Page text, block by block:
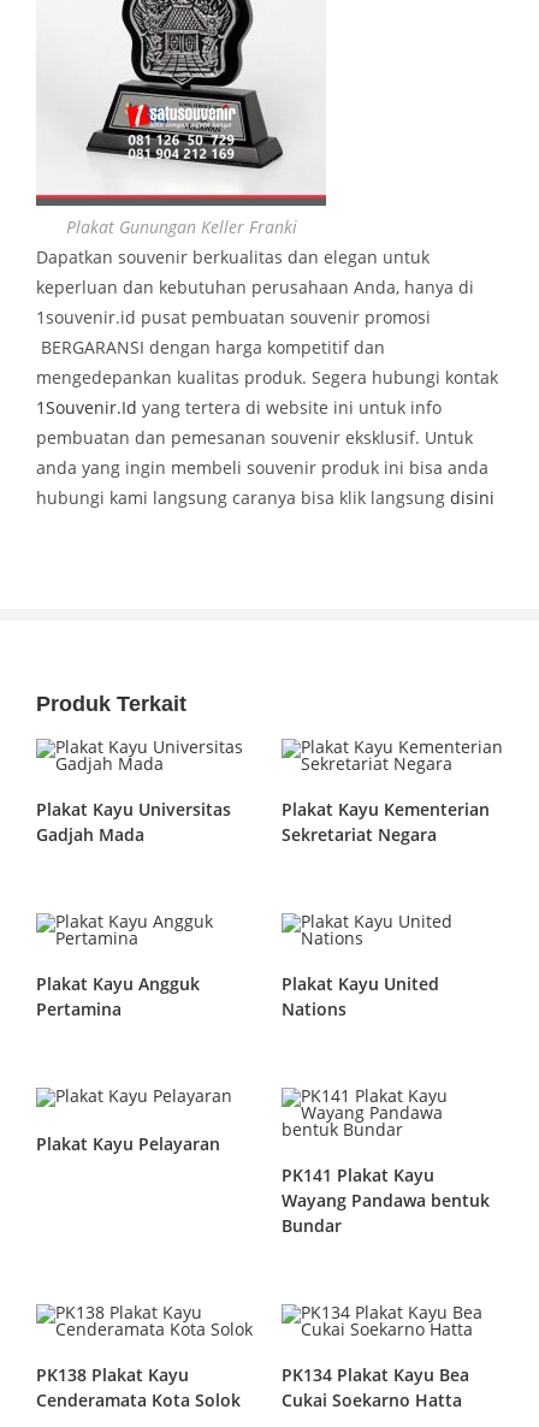
Plakat Gunungan Keller Franki
Dapatkan souvenir berkualitas dan elegan untuk
keperluan dan kebutuhan perusahaan Anda, hanya di
1souvenir.id pusat pembuatan souvenir promosi
BERGARANSI dengan harga kompetitif dan
mengedepankan kualitas produk. Segera hubungi kontak
1Souvenir.Id yang tertera di website ini untuk info
pembuatan dan pemesanan souvenir eksklusif. Untuk
anda yang ingin membeli souvenir produk ini bisa anda
hubungi kami langsung caranya bisa klik langsung disini
Produk Terkait
Plakat Kayu Universitas
Gadjah Mada
Plakat Kayu Kementerian
Sekretariat Negara
Plakat Kayu Angguk
Pertamina
Plakat Kayu United
Nations
Plakat Kayu Pelayaran
PK141 Plakat Kayu
Wayang Pandawa bentuk
Bundar
PK138 Plakat Kayu
Cenderamata Kota Solok
PK134 Plakat Kayu Bea
Cukai Soekarno Hatta